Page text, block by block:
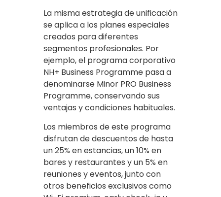
La misma estrategia de unificación
se aplica a los planes especiales
creados para diferentes
segmentos profesionales. Por
ejemplo, el programa corporativo
NH+ Business Programme pasa a
denominarse Minor PRO Business
Programme, conservando sus
ventajas y condiciones habituales.
Los miembros de este programa
disfrutan de descuentos de hasta
un 25% en estancias, un 10% en
bares y restaurantes y un 5% en
reuniones y eventos, junto con
otros beneficios exclusivos como